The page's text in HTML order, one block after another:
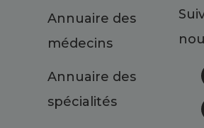
Annuaire des
médecins
Annuaire des
spécialités